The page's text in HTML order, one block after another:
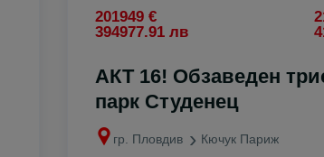
201949 €
394977.91 лв
АКТ 16! Обзаведен
парк Студенец
гр. Пловдив Кючук Париж